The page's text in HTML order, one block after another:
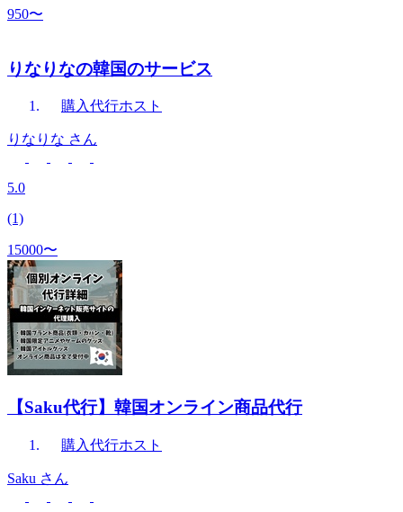
950〜
りなりなの韓国のサービス
購入代行ホスト
りなりな さん
5.0
(1)
15000〜
【Saku代行】韓国オンライン商品代行
購入代行ホスト
Saku さん